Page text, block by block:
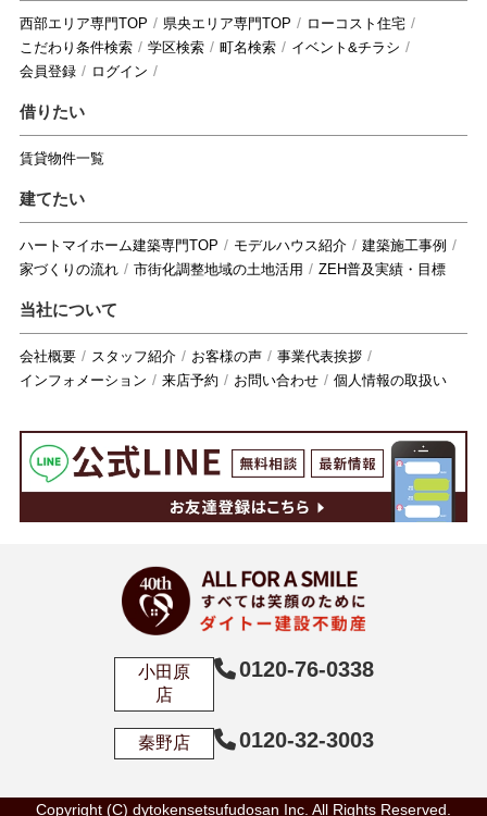
西部エリア専門TOP 県央エリア専門TOP
ローコスト住宅
こだわり条件検索
学区検索 町名検索
イベント&チラシ
会員登録
ログイン
借りたい
賃貸物件一覧
建てたい
ハートマイホーム建築専門TOP モデルハウス紹介
建築施工事例
家づくりの流れ
市街化調整地域の土地活用 ZEH普及実績・目標
当社について
会社概要 スタッフ紹介 お客様の声
事業代表挨拶
インフォメーション
来店予約 お問い合わせ 個人情報の取扱い
小田原
店
0120-76-0338
秦野店 0120-32-3003
Copyright (C) dytokensetsufudosan Inc. All Rights Reserved.